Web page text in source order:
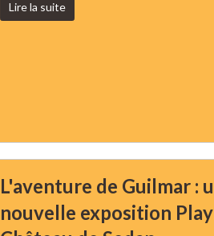
Lire la suite
L'aventure de Guilmar :
nouvelle exposition